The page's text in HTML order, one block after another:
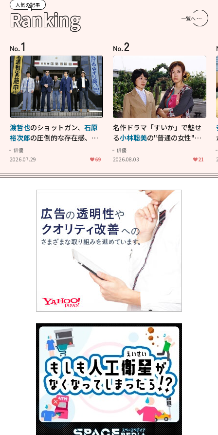
人気の記事
Ranking 一覧へ
No.1
渡哲也のショットガン、 石原
裕次郎の圧倒的な存在感、 舘
ひろし
ン！"大門軍団"のカッコよさ
II」
俳優
2026.07.29
69
No.2
名作ドラマ「すいか」で魅せ
る小林聡美の"普通の女性"が
大人に刺さる...映画「かもめ
食堂」にも通じる静かな芝居
俳優
2026.08.03
21